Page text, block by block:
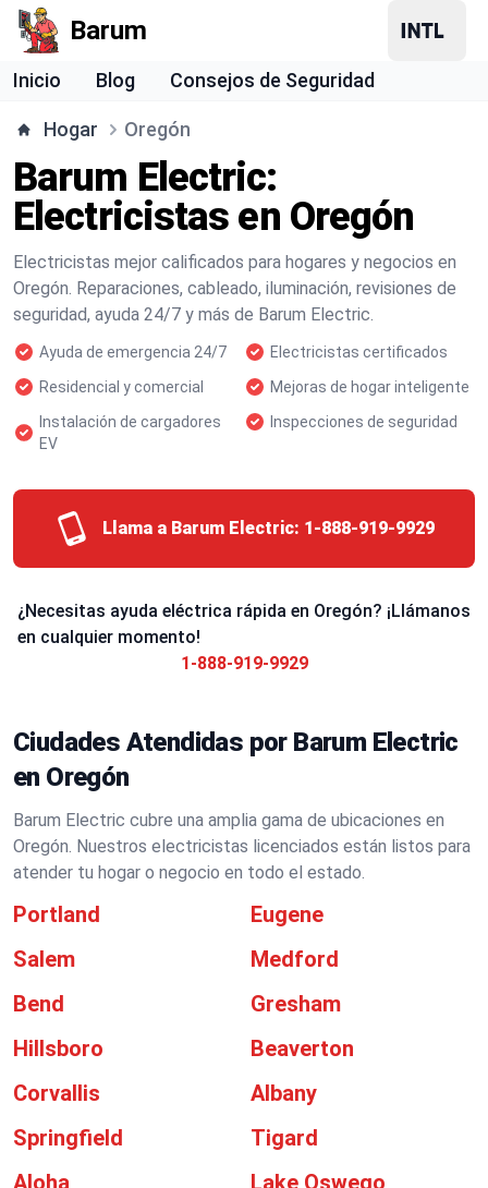
Barum
Inicio Blog Consejos de Seguridad
Hogar Oregón
Barum Electric:
Electricistas en Oregón
Electricistas mejor calificados para hogares y negocios en
Oregón. Reparaciones, cableado, iluminación, revisiones de
seguridad, ayuda 24/7 y más de Barum Electric.
Ayuda de emergencia 24/7
Electricistas certificados
Residencial y comercial
Mejoras de hogar inteligente
Instalación de cargadores
EV
Inspecciones de seguridad
Llama a Barum Electric: 1-888-919-9929
¿Necesitas ayuda eléctrica rápida en Oregón? ¡Llámanos
en cualquier momento!
1-888-919-9929
Ciudades Atendidas por Barum Electric
en Oregón
Barum Electric cubre una amplia gama de ubicaciones en
Oregón. Nuestros electricistas licenciados están listos para
atender tu hogar o negocio en todo el estado.
Portland
Eugene
Salem
Medford
Bend
Gresham
Hillsboro
Beaverton
Corvallis
Albany
Springfield
Tigard
Aloha
Lake Oswego